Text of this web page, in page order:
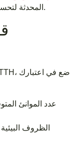
المحدثة لتحسين محرك البحث لوجود الأعمال التجارية المحلية.
عدد الموانئ
الظروف